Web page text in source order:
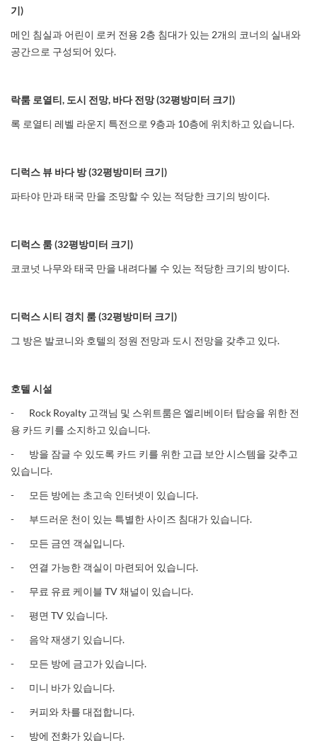
기 )
메인 침실과 어린이 로커 전용 2층 침대가 있는 2개의 코너의 실내와
공간으로 구성되어 있다.
락룸 로열티 , 도시 전망, 바다 전망(32평방미터 크기 )
록 로열티 레벨 라운지 특전으로 9층과 10층에 위치하고 있습니다.
디럭스 뷰 바다 방(32평방미터 크기 )
파타야 만과 태국 만을 조망할 수 있는 적당한 크기의 방이다.
디럭스 룸(32평방미터 크기 )
코코넛 나무와 태국 만을 내려다볼 수 있는 적당한 크기의 방이다.
디럭스시티 경치 룸(32평방미터 크기 )
그 방은 발코니와 호텔의 정원 전망과 도시 전망을 갖추고 있다.
호텔 시설
- Rock Royalty 고객님 및 스위트룸은 엘리베이터 탑승을 위한 전
용 카드 키를 소지하고 있습니다.
- 방을 잠글 수 있도록 카드 키를 위한 고급 보안 시스템을 갖추고
있습니다.
- 모든 방에는 초고속 인터넷이 있습니다.
- 부드러운 천이 있는 특별한 사이즈 침대가 있습니다.
- 모든 금연 객실입니다.
- 연결 가능한 객실이 마련되어 있습니다.
- 무료 유료 케이블 TV 채널이 있습니다.
- 평면 TV 있습니다.
- 음악 재생기 있습니다.
- 모든 방에 금고가 있습니다.
- 미니 바가 있습니다.
- 커피와 차를 대접합니다.
- 방에 전화가 있습니다.